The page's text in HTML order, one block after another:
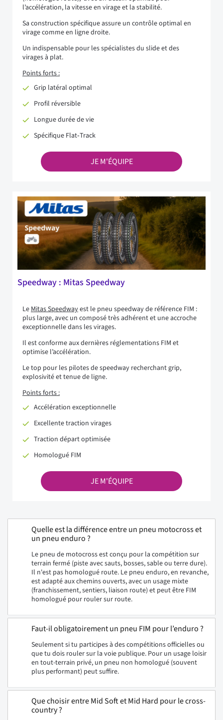
l’accélération, la vitesse en virage et la stabilité.
Sa construction spécifique assure un contrôle optimal en
virage comme en ligne droite.
Un indispensable pour les spécialistes du slide et des
virages à plat.
Points forts :
Grip latéral optimal
Profil réversible
Longue durée de vie
Spécifique Flat‑Track
JE M'ÉQUIPE
Speedway : Mitas Speedway
Le Mitas Speedwayest le pneu speedway de référence FIM :
plus large, avec un composé très adhérent et une accroche
exceptionnelle dans les virages.
Il est conforme aux dernières réglementations FIM et
optimise l’accélération.
Le top pour les pilotes de speedway recherchant grip,
explosivité et tenue de ligne.
Points forts :
Accélération exceptionnelle
Excellente traction virages
Traction départ optimisée
Homologué FIM
JE M'ÉQUIPE
Quelle est la différence entre un pneu motocross et
un pneu enduro ?
Le pneu de motocross est conçu pour la compétition sur
terrain fermé (piste avec sauts, bosses, sable ou terre dure).
Il n'est pas homologué route. Le pneu enduro, en revanche,
est adapté aux chemins ouverts, avec un usage mixte
(franchissement, sentiers, liaison route) et peut être FIM
homologué pour rouler sur route.
Faut-il obligatoirement un pneu FIM pour l’enduro ?
Seulement si tu participes à des compétitions officielles ou
que tu dois rouler sur la voie publique. Pour un usage loisir
en tout-terrain privé, un pneu non homologué (souvent
plus performant) peut suffire.
Que choisir entre Mid Soft et Mid Hard pour le cross-
country ?